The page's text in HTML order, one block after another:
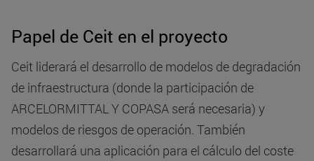
Papel de Ceit en el proyecto
Ceit liderará el desarrollo de modelos de degradación
de infraestructura (donde la participación de
ARCELORMITTAL Y COPASA será necesaria) y
modelos de riesgos de operación. También
desarrollará una aplicación para el cálculo del coste